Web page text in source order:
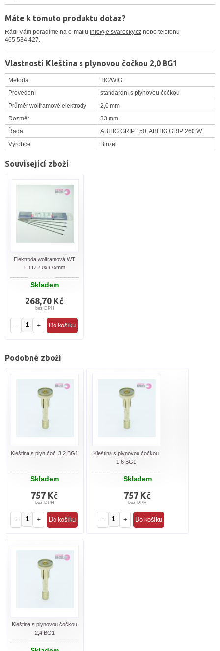
Máte k tomuto produktu dotaz?
Rádi Vám poradíme na e-mailu info@e-svarecky.cz nebo telefonu
465 534 427.
Vlastnosti Kleština s plynovou čočkou 2,0 BG1
Metoda
TIG/WIG
Provedení
standardní s plynovou čočkou
Průměr wolframové elektrody
2,0 mm
Rozměr
33 mm
Řada
ABITIG GRIP 150, ABITIG GRIP 260 W
Výrobce
Binzel
Související zboží
Elektroda wolframová WT
E3 D 2,0x175mm
Skladem
268,70 Kč
bez DPH
- +
Podobné zboží
Kleština s plyn.čoč. 3,2 BG1
Skladem
757 Kč
bez DPH
- +
Kleština s plynovou čočkou
1,6 BG1
Skladem
757 Kč
bez DPH
- +
Kleština s plynovou čočkou
2,4 BG1